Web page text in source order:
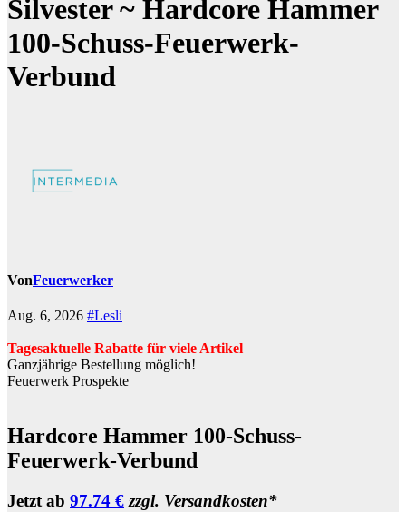
Silvester ~ Hardcore Hammer
100-Schuss-Feuerwerk-
Verbund
VonFeuerwerker
Aug. 6, 2026 #Lesli
Tagesaktuelle Rabatte für viele Artikel
Ganzjährige Bestellung möglich!
Feuerwerk Prospekte
Hardcore Hammer 100-Schuss-
Feuerwerk-Verbund
Jetzt ab 97.74 € zzgl. Versandkosten*